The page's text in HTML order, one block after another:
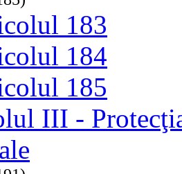
183
184
185
III -